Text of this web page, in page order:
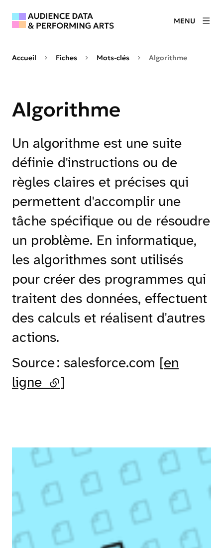
MENU
Accueil Fiches Mots-clés Algorithme
Algorithme
Un algorithme est une suite
définie d'instructions ou de
règles claires et précises qui
permettent d'accomplir une
tâche spécifique ou de résoudre
un problème. En informatique,
les algorithmes sont utilisés
pour créer des programmes qui
traitent des données, effectuent
des calculs et réalisent d'autres
actions.
Source : salesforce.com [en
ligne (lien externe)
]